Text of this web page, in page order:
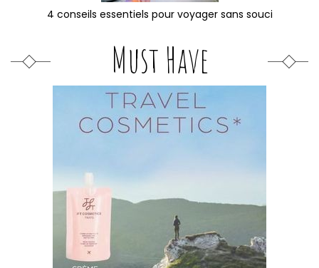
4 conseils essentiels pour voyager sans souci
Must Have